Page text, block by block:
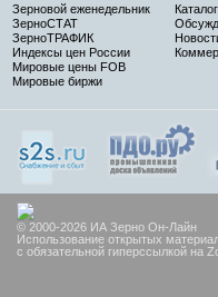
Зерновой еженедельник
ЗерноСТАТ
ЗерноТРАФИК
Индексы цен России
Мировые цены FOB
Мировые биржи
© 2000-2026 ИА Зерно Он-Лайн
Использование открытых
с обязательной гиперссылкой на